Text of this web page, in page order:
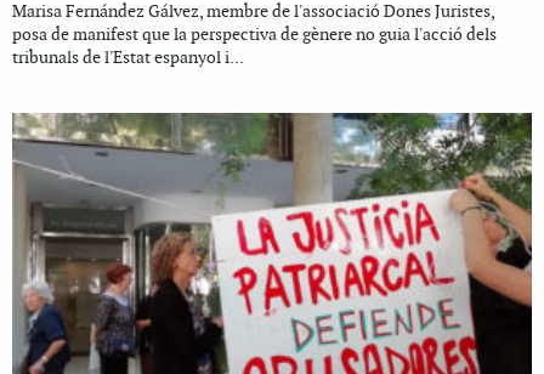
Marisa Fernández Gálvez, membre de l'associació Dones Juristes,
posa de manifest que la perspectiva de gènere no guia l'acció dels
tribunals de l'Estat espanyol i...